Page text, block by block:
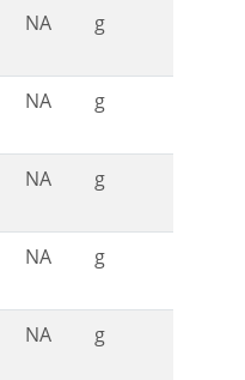
NA g
NA g
NA g
NA g
NA g